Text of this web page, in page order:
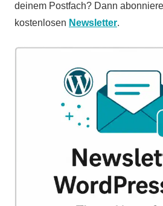
deinem Postfach? Dann
kostenlosen Newsletter.